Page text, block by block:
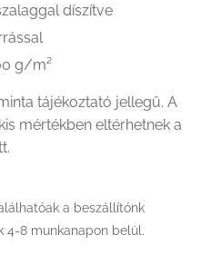
díszítve
g/m²
tájékoztató jellegű. A
mértékben eltérhetnek a
a beszállítónk
4-8 munkanapon belül.